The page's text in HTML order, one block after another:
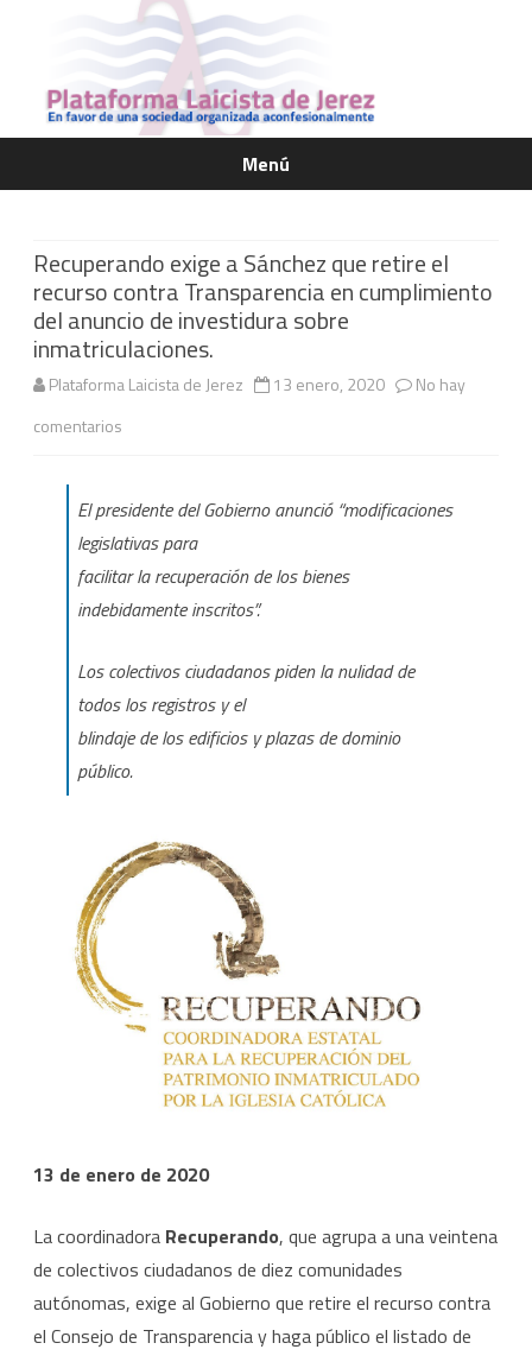
Menú
Saltar
Recuperando exige a Sánchez que retire el
recurso contra Transparencia en cumplimiento
del anuncio de investidura sobre
inmatriculaciones.
Plataforma Laicista de Jerez 13 enero, 2020
No hay
comentarios
exige
a
Sánchez
retire
el
recurso
Transparencia
en
anuncio
investidura
inmatriculaciones.
El presidente del Gobierno anunció “modificaciones
legislativas para
facilitar la recuperación de los bienes
indebidamente inscritos”.
Los colectivos ciudadanos piden la nulidad de
todos los registros y el
blindaje de los edificios y plazas de dominio
público.
13 de enero de 2020
La coordinadora Recuperando, que agrupa a una veintena
de colectivos ciudadanos de diez comunidades
autónomas, exige al Gobierno que retire el recurso contra
el Consejo de Transparencia y haga público el listado de